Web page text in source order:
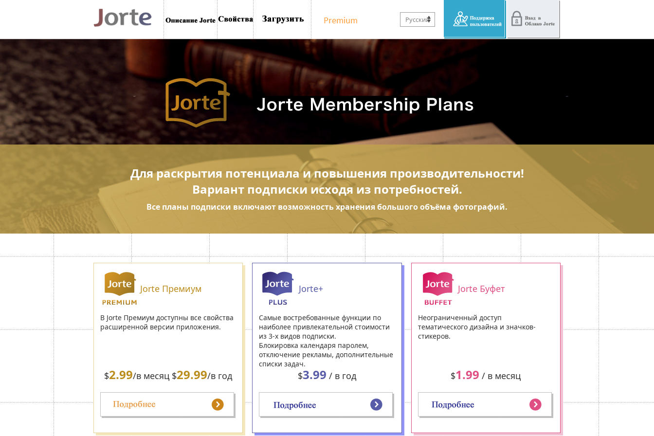
Русский
Для раскрытия потенциала и повышения производительности!
Вариант подписки исходя из потребностей.
Все планы подписки включают возможность хранения большого объёма фотографий.
Jorte Премиум
В Jorte Премиум доступны все свойства
расширенной версии приложения.
$2.99/в месяц $29.99/в год
Jorte+
Самые востребованные функции по
наиболее привлекательной стоимости
из 3-х видов подписки.
Блокировка календаря паролем,
отключение рекламы, дополнительные
списки задач.
$3.99 / в год
Jorte Буфет
Неограниченный доступ
тематического дизайна и значков-
стикеров.
$1.99 / в месяц